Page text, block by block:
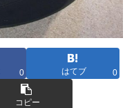
0 はてブ 0
コピー